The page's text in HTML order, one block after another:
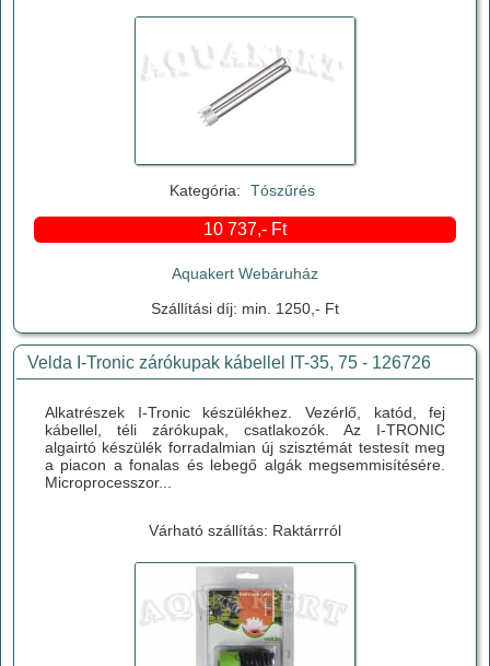
Kategória: Tószűrés
10 737,- Ft
Aquakert Webáruház
Szállítási díj: min. 1250,- Ft
Velda I-Tronic zárókupak kábellel IT-35, 75 - 126726
Alkatrészek I-Tronic készülékhez. Vezérlő, katód, fej
kábellel, téli zárókupak, csatlakozók. Az I-TRONIC
algairtó készülék forradalmian új szisztémát testesít meg
a piacon a fonalas és lebegő algák megsemmisítésére.
Microprocesszor...
Várható szállítás: Raktárrról